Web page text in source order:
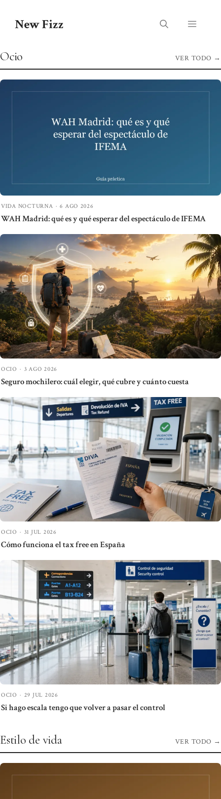
contenidoNew Fizz Menú
Ocio VER TODO →
VIDA NOCTURNA · 6 AGO 2026
WAH Madrid: qué es y qué esperar del espectáculo de IFEMA
OCIO · 3 AGO 2026
Seguro mochilero: cuál elegir, qué cubre y cuánto cuesta
OCIO · 31 JUL 2026
Cómo funciona el tax free en España
OCIO · 29 JUL 2026
Si hago escala tengo que volver a pasar el control
Estilo de vida VER TODO →